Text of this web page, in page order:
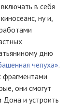
в себя
ну и,
дню
чепуха».
фрагментами
они смогут
и устроить